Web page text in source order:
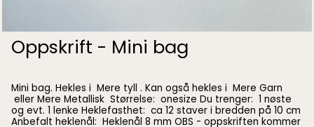
Oppskrift - Mini bag
Mini bag. Hekles i Mere tyll . Kan også hekles i Mere Garn
eller Mere Metallisk Størrelse: onesize Du trenger: 1 nøste
og evt. 1 lenke Heklefasthet: ca 12 staver i bredden på 10 cm
Anbefalt heklenål: Heklenål 8 mm OBS - oppskriften kommer